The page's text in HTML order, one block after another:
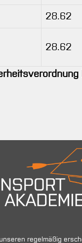
28.62
28.62
regelmäßig